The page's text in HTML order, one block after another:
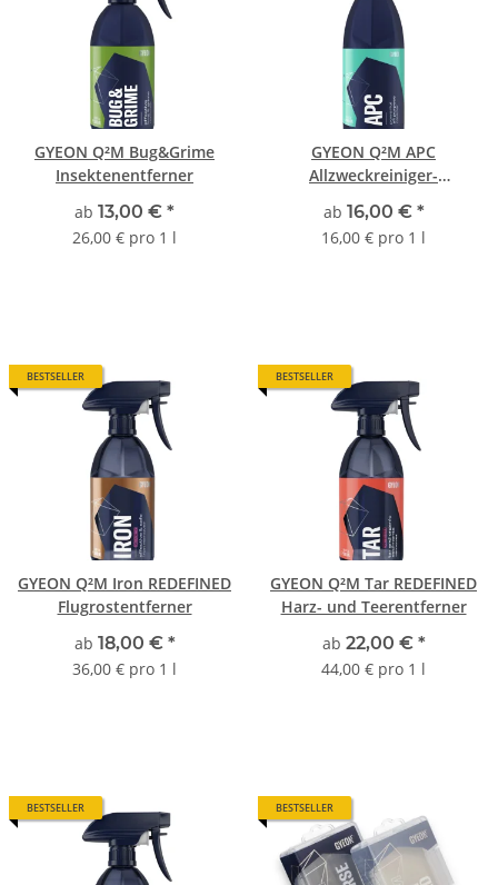
GYEON Q²M Bug&Grime
Insektenentferner
ab 13,00 € *
26,00 € pro 1 l
GYEON Q²M APC
Allzweckreiniger-
ab 16,00 € *
16,00 € pro 1 l
BESTSELLER
GYEON Q²M Iron REDEFINED
Flugrostentferner
ab 18,00 € *
36,00 € pro 1 l
BESTSELLER
GYEON Q²M Tar REDEFINED
Harz- und Teerentferner
ab 22,00 € *
44,00 € pro 1 l
BESTSELLER BESTSELLER